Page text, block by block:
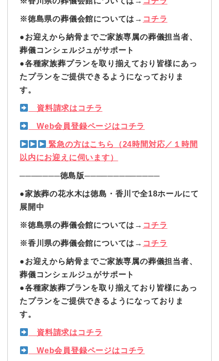
※徳島県の葬儀会館については→ コチラ
●お迎えから納骨までご家族専属の葬儀担当者、
葬儀コンシェルジュがサポート
●各種家族葬プランを取り揃えており皆様にあっ
たプランをご提供できるようになっておりま
す。
資料請求はコチラ
Web会員登録ページはコチラ
緊急の方はこちら（24時間対応／１時間
以内にお迎えに伺います）
───────徳島版─────────────
●家族葬の花水木は徳島・香川で全18ホールにて
展開中
※徳島県の葬儀会館については→ コチラ
※香川県の葬儀会館については→ コチラ
●お迎えから納骨までご家族専属の葬儀担当者、
葬儀コンシェルジュがサポート
●各種家族葬プランを取り揃えており皆様にあっ
たプランをご提供できるようになっておりま
す。
資料請求はコチラ
Web会員登録ページはコチラ